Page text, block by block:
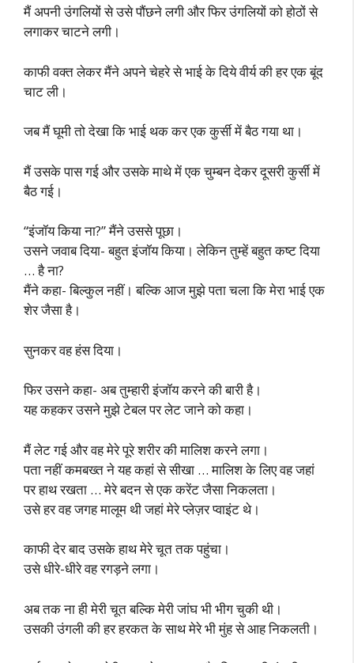
मैं अपनी उंगलियों से उसे पौंछने लगी और फिर उंगलियों को होठों से
लगाकर चाटने लगी।
काफी वक्त लेकर मैंने अपने चेहरे से भाई के दिये वीर्य की हर एक बूंद
चाट ली।
जब मैं घूमी तो देखा कि भाई थक कर एक कुर्सी में बैठ गया था।
मैं उसके पास गई और उसके माथे में एक चुम्बन देकर दूसरी कुर्सी में
बैठ गई।
“इंजॉय किया ना?” मैंने उससे पूछा।
उसने जवाब दिया- बहुत इंजॉय किया। लेकिन तुम्हें बहुत कष्ट दिया
… है ना?
मैंने कहा- बिल्कुल नहीं। बल्कि आज मुझे पता चला कि मेरा भाई एक
शेर जैसा है।
सुनकर वह हंस दिया।
फिर उसने कहा- अब तुम्हारी इंजॉय करने की बारी है।
यह कहकर उसने मुझे टेबल पर लेट जाने को कहा।
मैं लेट गई और वह मेरे पूरे शरीर की मालिश करने लगा।
पता नहीं कमबख्त ने यह कहां से सीखा … मालिश के लिए वह जहां
पर हाथ रखता … मेरे बदन से एक करेंट जैसा निकलता।
उसे हर वह जगह मालूम थी जहां मेरे प्लेज़र प्वाइंट थे।
काफी देर बाद उसके हाथ मेरे चूत तक पहुंचा।
उसे धीरे-धीरे वह रगड़ने लगा।
अब तक ना ही मेरी चूत बल्कि मेरी जांघ भी भीग चुकी थी।
उसकी उंगली की हर हरकत के साथ मेरे भी मुंह से आह निकलती।